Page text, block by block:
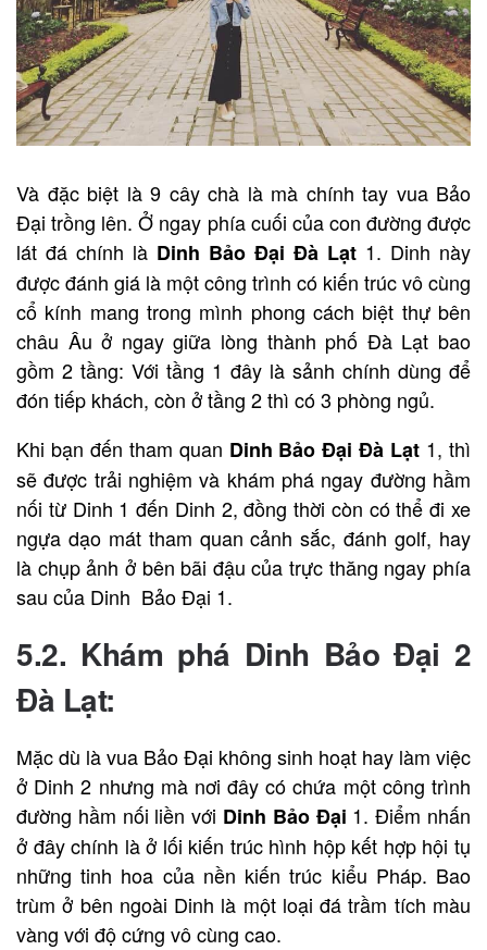
Và đặc biệt là 9 cây chà là mà chính tay vua Bảo
Đại trồng lên. Ở ngay phía cuối của con đường được
lát đá chính là Dinh Bảo Đại Đà Lạt 1. Dinh này
được đánh giá là một công trình có kiến trúc vô cùng
cổ kính mang trong mình phong cách biệt thự bên
châu Âu ở ngay giữa lòng thành phố Đà Lạt bao
gồm 2 tầng: Với tầng 1 đây là sảnh chính dùng để
đón tiếp khách, còn ở tầng 2 thì có 3 phòng ngủ.
Khi bạn đến tham quan Dinh Bảo Đại Đà Lạt 1, thì
sẽ được trải nghiệm và khám phá ngay đường hầm
nối từ Dinh 1 đến Dinh 2, đồng thời còn có thể đi xe
ngựa dạo mát tham quan cảnh sắc, đánh golf, hay
là chụp ảnh ở bên bãi đậu của trực thăng ngay phía
sau của Dinh Bảo Đại 1.
5.2. Khám phá Dinh Bảo Đại 2
Đà Lạt:
Mặc dù là vua Bảo Đại không sinh hoạt hay làm việc
ở Dinh 2 nhưng mà nơi đây có chứa một công trình
đường hầm nối liền với Dinh Bảo Đại 1. Điểm nhấn
ở đây chính là ở lối kiến trúc hình hộp kết hợp hội tụ
những tinh hoa của nền kiến trúc kiểu Pháp. Bao
trùm ở bên ngoài Dinh là một loại đá trầm tích màu
vàng với độ cứng vô cùng cao.